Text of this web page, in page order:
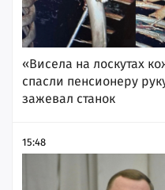
«Висела на лоскутах
спасли пенсионеру
зажевал станок
15:48